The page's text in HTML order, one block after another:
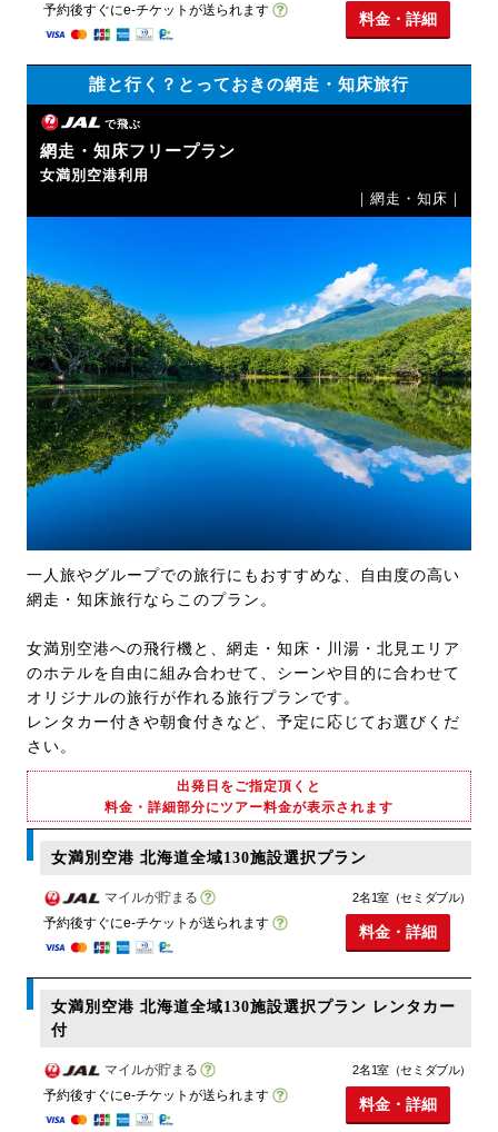
予約後すぐにe-チケットが送られます
料金・詳細
誰と行く？とっておきの網走・知床旅行
で飛ぶ
網走・知床フリープラン
女満別空港利用
｜網走・知床｜
一人旅やグループでの旅行にもおすすめな、自由度の高い
網走・知床旅行ならこのプラン。
女満別空港への飛行機と、網走・知床・川湯・北見エリア
のホテルを自由に組み合わせて、シーンや目的に合わせて
オリジナルの旅行が作れる旅行プランです。
レンタカー付きや朝食付きなど、予定に応じてお選びくだ
さい。
出発日をご指定頂くと
料金・詳細部分にツアー料金が表示されます
女満別空港 北海道全域130施設選択プラン
マイルが貯まる
予約後すぐにe-チケットが送られます
2名1室（セミダブル）
料金・詳細
女満別空港 北海道全域130施設選択プラン レンタカー
付
マイルが貯まる
予約後すぐにe-チケットが送られます
2名1室（セミダブル）
料金・詳細